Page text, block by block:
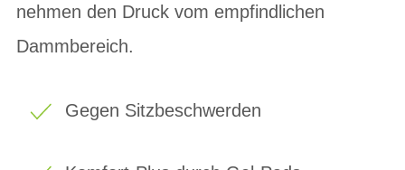
nehmen den Druck vom empfindlichen
Dammbereich.
Gegen Sitzbeschwerden